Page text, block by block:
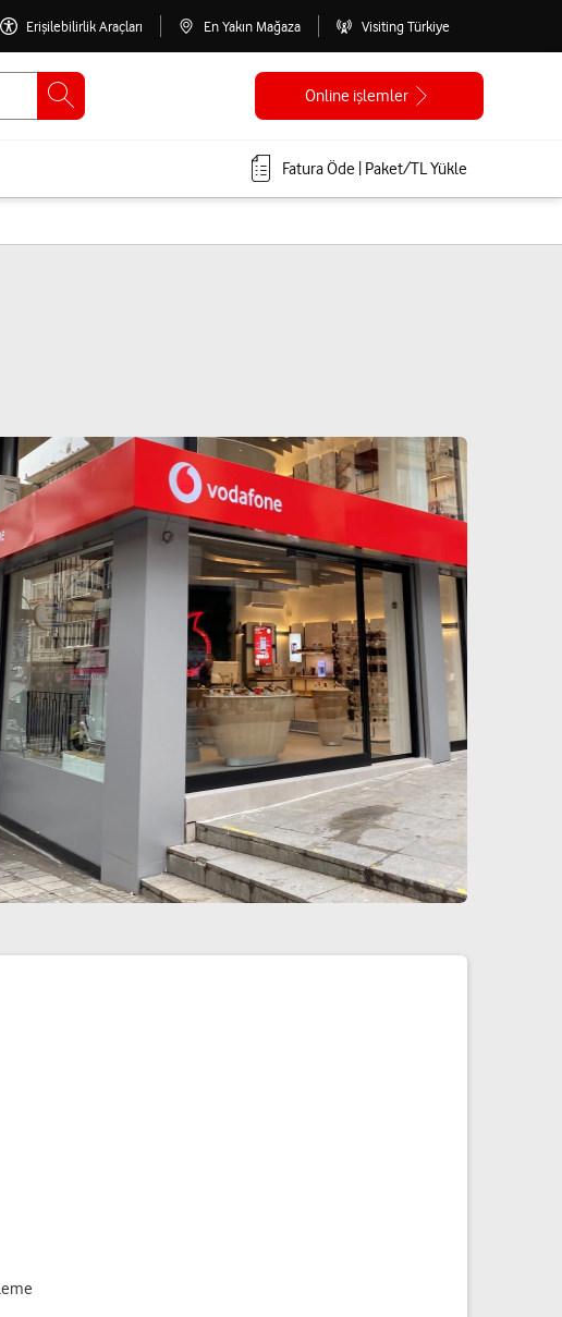
Erişilebilirlik Araçları En Yakın Mağaza Visiting Türkiye
Online işlemler
Fatura Öde | Paket/TL Yükle